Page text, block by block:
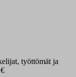
työttömät ja